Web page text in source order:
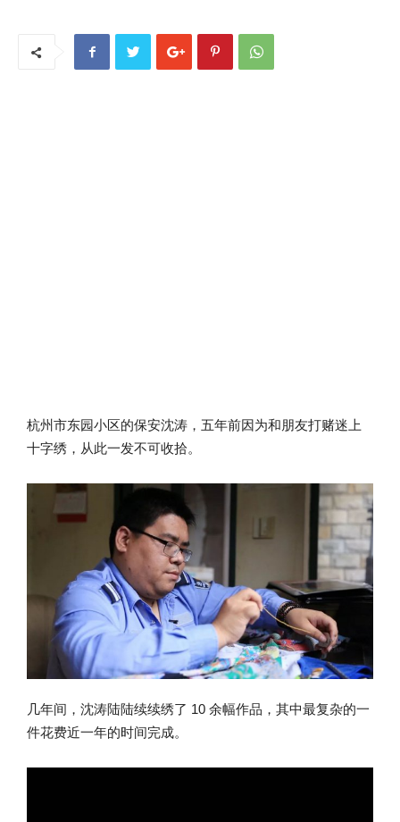
杭州市东园小区的保安沈涛，五年前因为和朋友打赌迷上
十字绣，从此一发不可收拾。
几年间，沈涛陆陆续续绣了 10 余幅作品，其中最复杂的一
件花费近一年的时间完成。